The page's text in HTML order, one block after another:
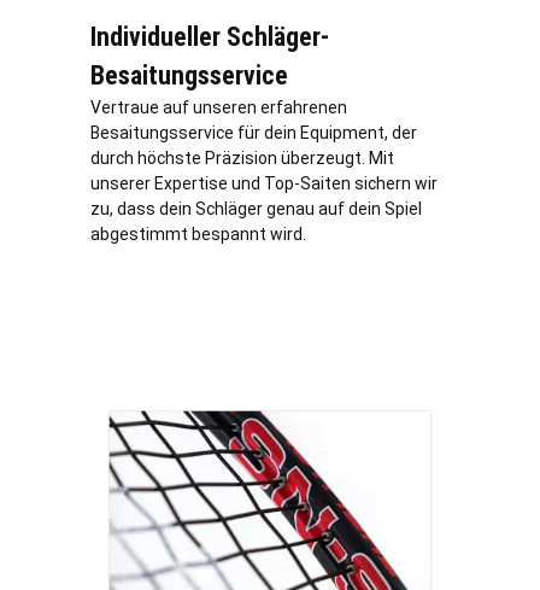
Individueller Schläger-
Besaitungsservice
Vertraue auf unseren erfahrenen
Besaitungsservice für dein Equipment, der
durch höchste Präzision überzeugt. Mit
unserer Expertise und Top-Saiten sichern wir
zu, dass dein Schläger genau auf dein Spiel
abgestimmt bespannt wird.